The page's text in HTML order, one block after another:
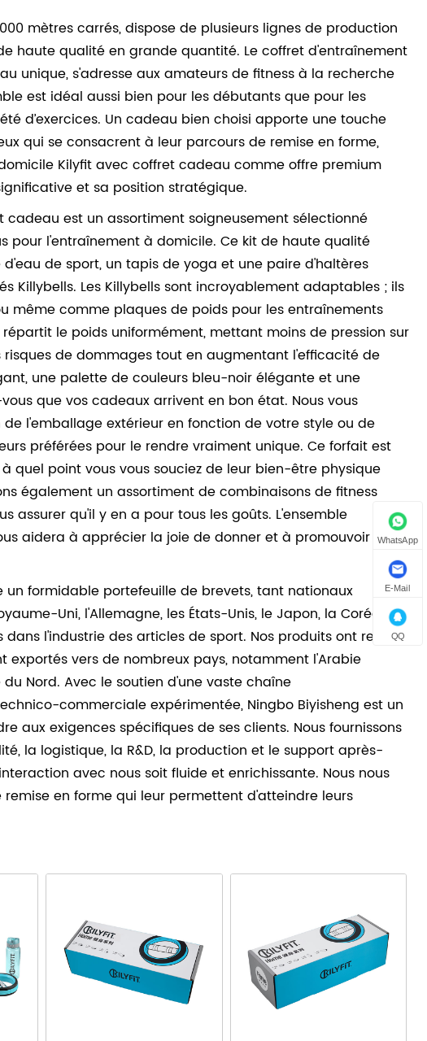
mètres carrés, dispose de plusieurs lignes de production
haute qualité en grande quantité. Le coffret d'entraînement
unique, s'adresse aux amateurs de fitness à la recherche
est idéal aussi bien pour les débutants que pour les
d’exercices. Un cadeau bien choisi apporte une touche
qui se consacrent à leur parcours de remise en forme,
Kilyfit avec coffret cadeau comme offre premium
et sa position stratégique.
est un assortiment soigneusement sélectionné
pour l'entraînement à domicile. Ce kit de haute qualité
de sport, un tapis de yoga et une paire d'haltères
Killybells. Les Killybells sont incroyablement adaptables ; ils
même comme plaques de poids pour les entraînements
le poids uniformément, mettant moins de pression sur
de dommages tout en augmentant l'efficacité de
une palette de couleurs bleu-noir élégante et une
que vos cadeaux arrivent en bon état. Nous vous
l'emballage extérieur en fonction de votre style ou de
préférées pour le rendre vraiment unique. Ce forfait est
quel point vous vous souciez de leur bien-être physique
également un assortiment de combinaisons de fitness
assurer qu'il y en a pour tous les goûts. L'ensemble
aidera à apprécier la joie de donner et à promouvoir des
un formidable portefeuille de brevets, tant nationaux
Uni, l'Allemagne, les États-Unis, le Japon, la Corée et
l'industrie des articles de sport. Nos produits ont reçu
vers de nombreux pays, notamment l'Arabie
Nord. Avec le soutien d'une vaste chaîne
commerciale expérimentée, Ningbo Biyisheng est un
aux exigences spécifiques de ses clients. Nous fournissons
la logistique, la R&D, la production et le support après-
avec nous soit fluide et enrichissante. Nous nous
en forme qui leur permettent d'atteindre leurs
WhatsApp
E-Mail
QQ